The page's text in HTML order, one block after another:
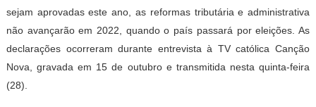
sejam aprovadas este ano, as reformas tributária e administrativa
não avançarão em 2022, quando o país passará por eleições. As
declarações ocorreram durante entrevista à TV católica Canção
Nova, gravada em 15 de outubro e transmitida nesta quinta-feira
(28).